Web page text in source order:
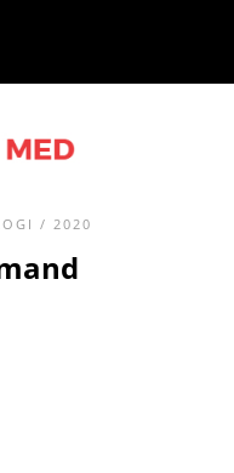
/ 2020